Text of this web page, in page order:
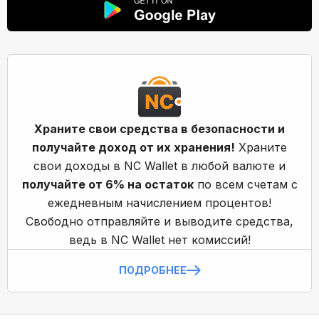
Храните свои средства в безопасности и
получайте доход от их хранения! Храните
свои доходы в NC Wallet в любой валюте и
получайте от 6% на остатокпо всем счетам с
ежедневным начислением процентов!
Свободно отправляйте и выводите средства,
ведь в NC Wallet нет комиссий!
ПОДРОБНЕЕ